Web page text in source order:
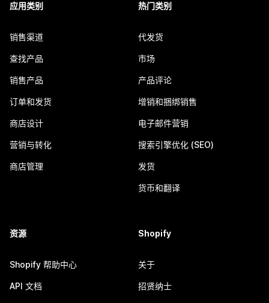
应用类别
销售渠道
查找产品
销售产品
订单和发货
商店设计
营销与转化
商店管理
热门类别
代发货
市场
产品评论
增销和捆绑销售
电子邮件营销
搜索引擎优化 (SEO)
发货
货币和翻译
资源
Shopify 帮助中心
API 文档
Shopify
关于
招贤纳士